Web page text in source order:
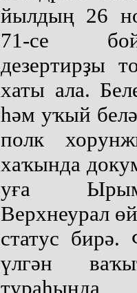
йылдың 26
71-се
дезертирҙы
хаты ала.
һәм уҡый
полк
хаҡында
уға
Верхнеурал
статус бирә.
үлгән
тураһында